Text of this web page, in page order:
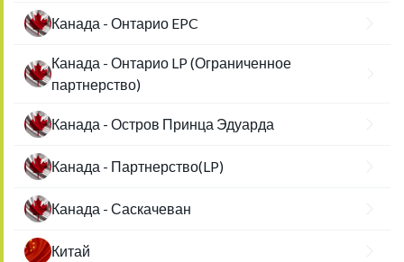
Канада - Онтарио EPC
Канада - Онтарио LP (Ограниченное
партнерство)
Канада - Остров Принца Эдуарда
Канада - Партнерство(LP)
Канада - Саскачеван
Китай